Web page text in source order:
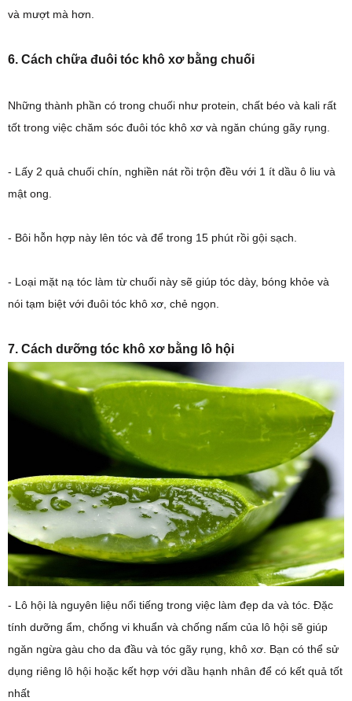
và mượt mà hơn.
6. Cách chữa đuôi tóc khô xơ bằng chuối
Những thành phần có trong chuối như protein, chất béo và kali rất
tốt trong việc chăm sóc đuôi tóc khô xơ và ngăn chúng gãy rụng.
- Lấy 2 quả chuối chín, nghiền nát rồi trộn đều với 1 ít dầu ô liu và
mật ong.
- Bôi hỗn hợp này lên tóc và để trong 15 phút rồi gội sạch.
- Loại mặt nạ tóc làm từ chuối này sẽ giúp tóc dày, bóng khỏe và
nói tạm biệt với đuôi tóc khô xơ, chẻ ngọn.
7. Cách dưỡng tóc khô xơ bằng lô hội
- Lô hội là nguyên liệu nổi tiếng trong việc làm đẹp da và tóc. Đặc
tính dưỡng ẩm, chống vi khuẩn và chống nấm của lô hội sẽ giúp
ngăn ngừa gàu cho da đầu và tóc gãy rụng, khô xơ. Bạn có thể sử
dụng riêng lô hội hoặc kết hợp với dầu hạnh nhân để có kết quả tốt
nhất